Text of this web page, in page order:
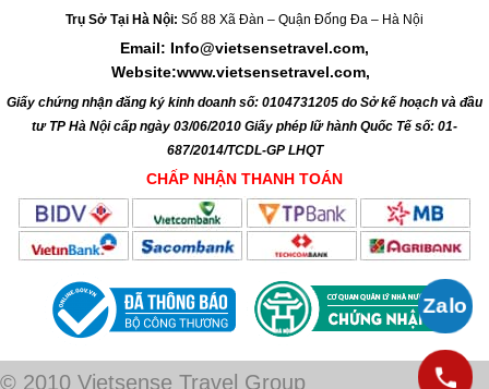
Trụ Sở Tại Hà Nội: Số 88 Xã Đàn – Quận Đống Đa – Hà Nội
Email: Info@vietsensetravel.com,
Website:www.vietsensetravel.com,
Giấy chứng nhận đăng ký kinh doanh số: 0104731205 do Sở kế hoạch và đầu
tư TP Hà Nội cấp ngày 03/06/2010 Giấy phép lữ hành Quốc Tế số: 01-
687/2014/TCDL-GP LHQT
CHẤP NHẬN THANH TOÁN
© 2010 Vietsense Travel Group